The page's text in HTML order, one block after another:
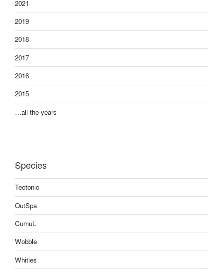
2021
2019
2018
2017
2016
2015
…all the years
Species
Tectonic
OutSpa
CumuL
Wobble
Whities